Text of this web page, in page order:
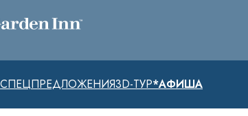
СПЕЦПРЕДЛОЖЕНИЯ3D-ТУР*АФИША